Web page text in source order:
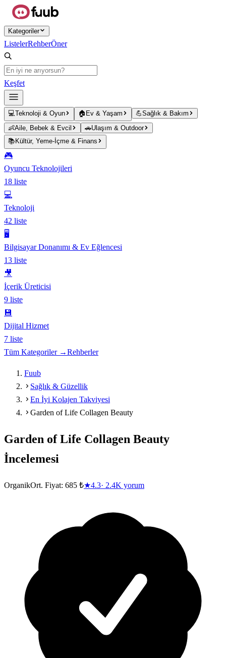
Ana içeriğe atla
Kategoriler
ListelerRehberÖner
Keşfet
💻Teknoloji & Oyun 🏠 Ev & Yaşam 💪Sağlık & Bakım
👶Aile, Bebek & Evcil 🚗Ulaşım & Outdoor
📚 Kültür, Yeme-İçme & Finans
🎮
Oyuncu Teknolojileri
18 liste
💻
Teknoloji
42 liste
🖥️
Bilgisayar Donanımı & Ev Eğlencesi
13 liste
🎥
İçerik Üreticisi
9 liste
💾
Dijital Hizmet
7 liste
Tüm Kategoriler →Rehberler
Fuub
Sağlık & Güzellik
En İyi Kolajen Takviyesi
Garden of Life Collagen Beauty
Garden of Life Collagen Beauty
İncelemesi
OrganikOrt. Fiyat: 685 ₺★4.3· 2.4K yorum